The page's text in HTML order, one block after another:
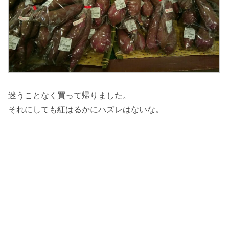
迷うことなく買って帰りました。
それにしても紅はるかにハズレはないな。